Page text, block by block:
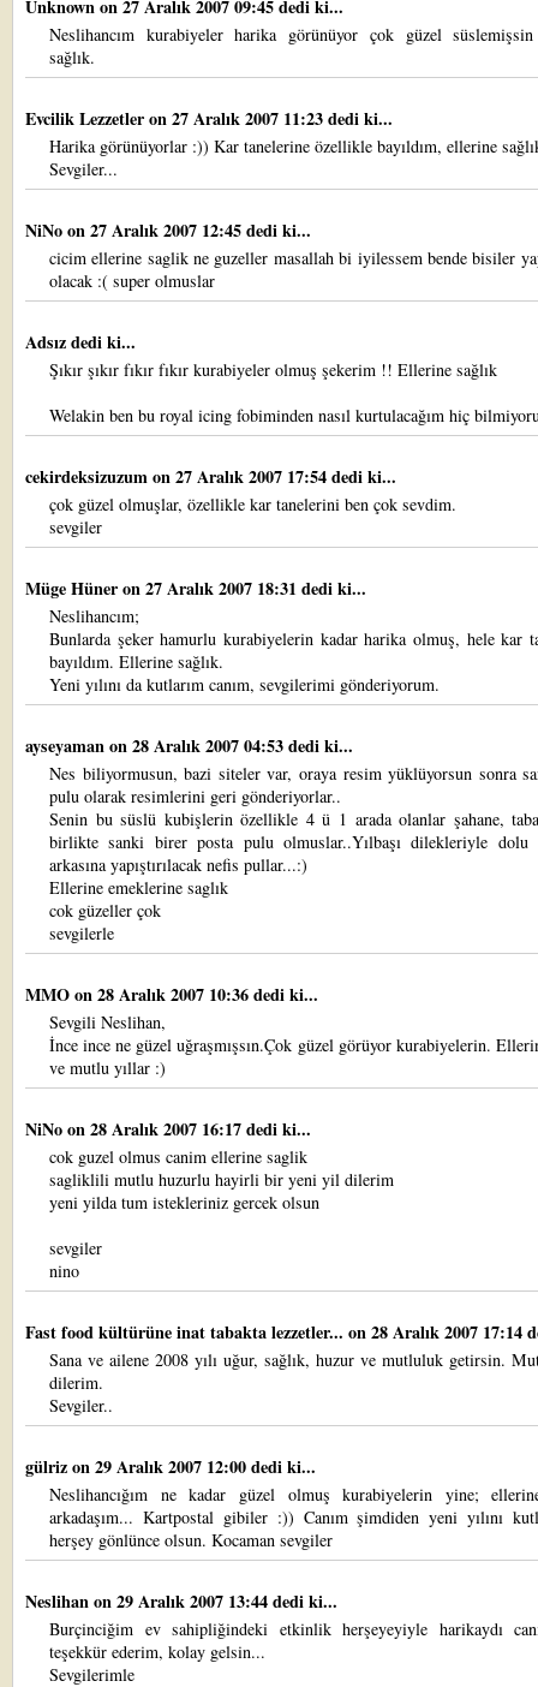
Unknownon 27 Aralık 2007 09:45 dedi ki...
Neslihancım kurabiyeler harika görünüyor çok güzel
sağlık.
Evcilik Lezzetleron 27 Aralık 2007 11:23 dedi ki...
Harika görünüyorlar :)) Kar tanelerine özellikle bayıldım, ellerine
Sevgiler...
NiNoon 27 Aralık 2007 12:45 dedi ki...
cicim ellerine saglik ne guzeller masallah bi iyilessem bende bisiler
olacak :( super olmuslar
Adsız dedi ki...
Şıkır şıkır fıkır fıkır kurabiyeler olmuş şekerim !! Ellerine sağlık
Welakin ben bu royal icing fobiminden nasıl kurtulacağım hiç
cekirdeksizuzumon 27 Aralık 2007 17:54 dedi ki...
çok güzel olmuşlar, özellikle kar tanelerini ben çok sevdim.
sevgiler
Müge Hüneron 27 Aralık 2007 18:31 dedi ki...
Neslihancım;
Bunlarda şeker hamurlu kurabiyelerin kadar harika olmuş, hele kar
bayıldım. Ellerine sağlık.
Yeni yılını da kutlarım canım, sevgilerimi gönderiyorum.
ayseyamanon 28 Aralık 2007 04:53 dedi ki...
Nes biliyormusun, bazi siteler var, oraya resim yüklüyorsun sonra
pulu olarak resimlerini geri gönderiyorlar..
Senin bu süslü kubişlerin özellikle 4 ü 1 arada olanlar şahane,
birlikte sanki birer posta pulu olmuslar..Yılbaşı dilekleriyle dolu
arkasına yapıştırılacak nefis pullar...:)
Ellerine emeklerine saglık
cok güzeller çok
sevgilerle
MMOon 28 Aralık 2007 10:36 dedi ki...
Sevgili Neslihan,
İnce ince ne güzel uğraşmışsın.Çok güzel görüyor kurabiyelerin.
ve mutlu yıllar :)
NiNoon 28 Aralık 2007 16:17 dedi ki...
cok guzel olmus canim ellerine saglik
sagliklili mutlu huzurlu hayirli bir yeni yil dilerim
yeni yilda tum istekleriniz gercek olsun
sevgiler
nino
Fast food kültürüne inat tabakta lezzetler... on 28 Aralık 2007 17:14
Sana ve ailene 2008 yılı uğur, sağlık, huzur ve mutluluk getirsin.
dilerim.
Sevgiler..
gülrizon 29 Aralık 2007 12:00 dedi ki...
Neslihancığım ne kadar güzel olmuş kurabiyelerin yine;
arkadaşım... Kartpostal gibiler :)) Canım şimdiden yeni yılını
herşey gönlünce olsun. Kocaman sevgiler
Neslihanon 29 Aralık 2007 13:44 dedi ki...
Burçinciğim ev sahipliğindeki etkinlik herşeyeyiyle harikaydı
teşekkür ederim, kolay gelsin...
Sevgilerimle